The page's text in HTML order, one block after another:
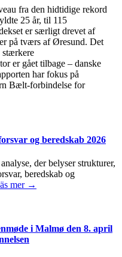
fra den hidtidige rekord
25 år, til 115
er særligt drevet af
på tværs af Øresund. Det
stærkere
er gået tilbage – danske
har fokus på
Bælt-forbindelse for
og beredskab 2026
der belyser strukturer,
beredskab og
mer →
i Malmø den 8. april